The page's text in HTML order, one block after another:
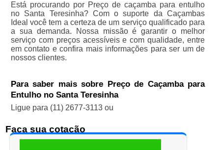
Está procurando por Preço de caçamba para entulho
no Santa Teresinha? Com o suporte da Caçambas
Ideal você tem a certeza de um serviço qualificado para
a sua demanda. Nossa missão é garantir o melhor
serviço com preços acessíveis e com qualidade, entre
em contato e confira mais informações para ser um de
nossos clientes.
Para saber mais sobre Preço de Caçamba para
Entulho no Santa Teresinha
Ligue para (11) 2677-3113ou
Faça sua cotação